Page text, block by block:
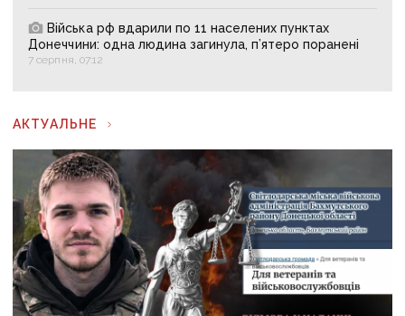
Війська рф вдарили по 11 населених пунктах
Донеччини: одна людина загинула, п’ятеро поранені
7 серпня, 07:12
АКТУАЛЬНЕ